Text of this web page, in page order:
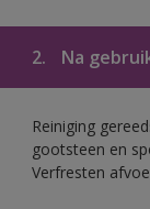
2. Na
Reiniging
gootsteen en
Verfresten